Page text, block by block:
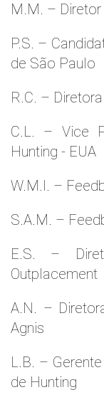
M.M. –
P.S. –
de São Paulo
R.C. –
C.L. – Vice
Hunting - EUA
W.M.l. –
S.A.M. –
E.S. –
Outplacement
A.N. –
Agnis
L.B. –
de Hunting